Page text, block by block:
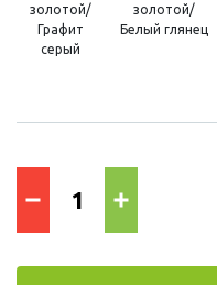
золотой/
Графит
серый
золотой/
Белый глянец